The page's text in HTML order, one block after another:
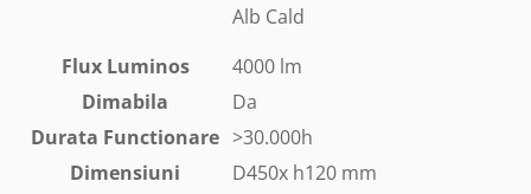
Alb Cald
Flux Luminos
4000 lm
Dimabila
Da
Durata Functionare >30.000h
Dimensiuni
D450x h120 mm